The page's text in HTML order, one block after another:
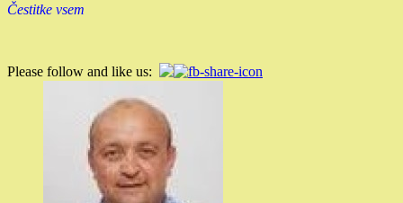
Čestitke vsem
Please follow and like us: